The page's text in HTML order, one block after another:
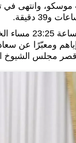
دقيقة.
ومعبّرًا عن
قصر مجلس الشيوخ